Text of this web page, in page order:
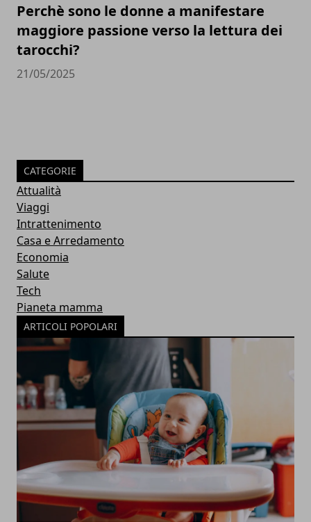
Perchè sono le donne a manifestare
maggiore passione verso la lettura dei
tarocchi?
21/05/2025
CATEGORIE
Attualità
Viaggi
Intrattenimento
Casa e Arredamento
Economia
Salute
Tech
Pianeta mamma
ARTICOLI POPOLARI